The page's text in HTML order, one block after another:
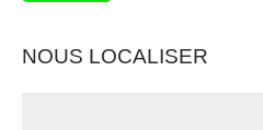
NOUS LOCALISER